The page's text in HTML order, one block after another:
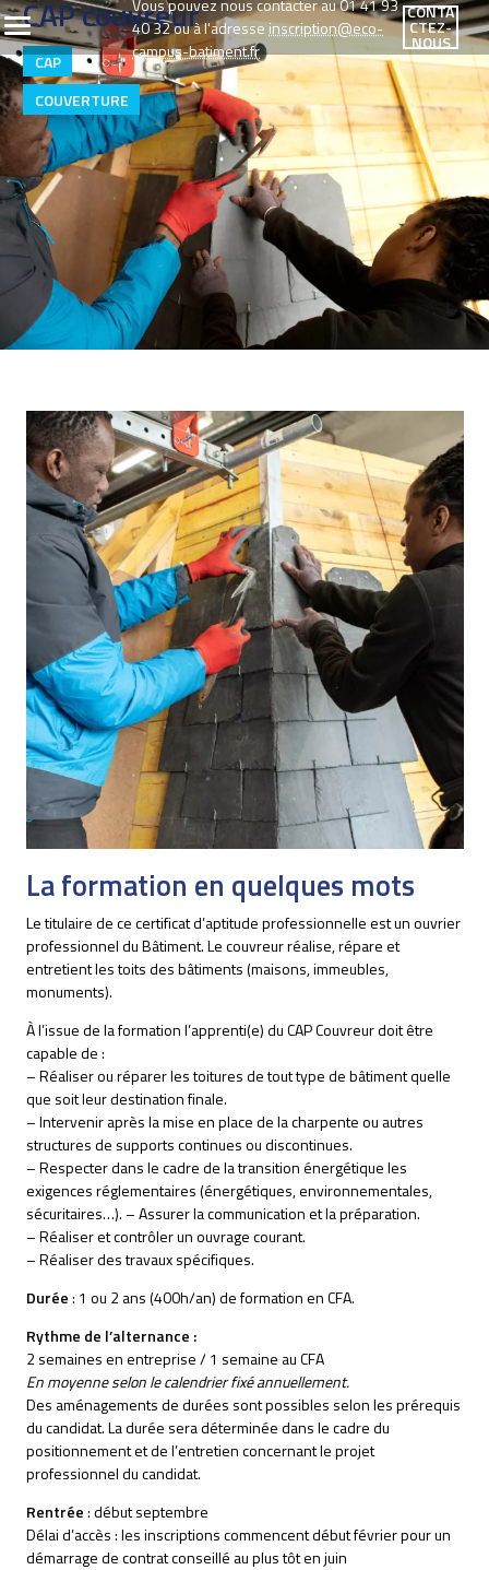
40 32 ou à l'adresseinscription@eco-
campus-batiment.fr
CONTA
CTEZ-
NOUS
CAP couvreur
CAP
COUVERTURE
La formation en quelques mots
Le titulaire de ce certificat d’aptitude professionnelle est un ouvrier
professionnel du Bâtiment. Le couvreur réalise, répare et
entretient les toits des bâtiments (maisons, immeubles,
monuments).
À l’issue de la formation l’apprenti(e) du CAP Couvreur doit être
capable de :
– Réaliser ou réparer les toitures de tout type de bâtiment quelle
que soit leur destination finale.
– Intervenir après la mise en place de la charpente ou autres
structures de supports continues ou discontinues.
– Respecter dans le cadre de la transition énergétique les
exigences réglementaires (énergétiques, environnementales,
sécuritaires…). – Assurer la communication et la préparation.
– Réaliser et contrôler un ouvrage courant.
– Réaliser des travaux spécifiques.
Durée: 1 ou 2 ans (400h/an) de formation en CFA.
Rythme de l’alternance :
2 semaines en entreprise / 1 semaine au CFA
En moyenne selon le calendrier fixé annuellement.
Des aménagements de durées sont possibles selon les prérequis
du candidat. La durée sera déterminée dans le cadre du
positionnement et de l’entretien concernant le projet
professionnel du candidat.
Rentrée: début septembre
Délai d’accès : les inscriptions commencent début février pour un
démarrage de contrat conseillé au plus tôt en juin